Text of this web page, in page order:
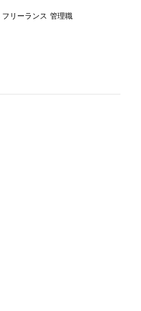
フリーランス 管理職